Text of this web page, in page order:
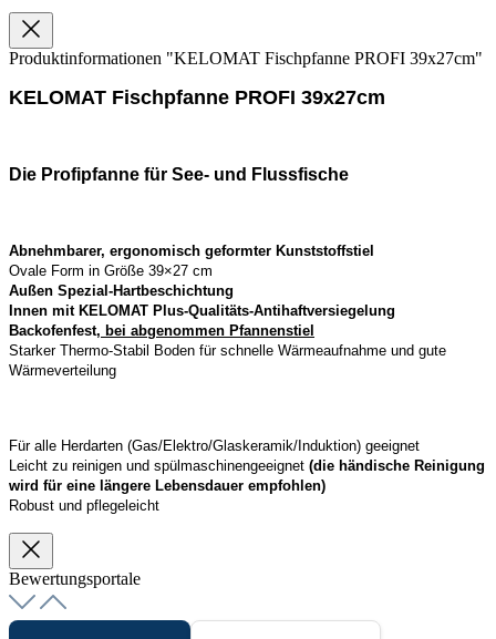
Produktinformationen "KELOMAT Fischpfanne PROFI 39x27cm"
KELOMAT Fischpfanne PROFI 39x27cm
Die Profipfanne für See- und Flussfische
Abnehmbarer, ergonomisch geformter Kunststoffstiel
Ovale Form in Größe 39×27 cm
Außen Spezial-Hartbeschichtung
Innen mit KELOMAT Plus-Qualitäts-Antihaftversiegelung
Backofenfest, bei abgenommen Pfannenstiel
Starker Thermo-Stabil Boden für schnelle Wärmeaufnahme und gute
Wärmeverteilung
Für alle Herdarten (Gas/Elektro/Glaskeramik/Induktion) geeignet
Leicht zu reinigen und spülmaschinengeeignet (die händische Reinigung
wird für eine längere Lebensdauer empfohlen)
Robust und pflegeleicht
Bewertungsportale